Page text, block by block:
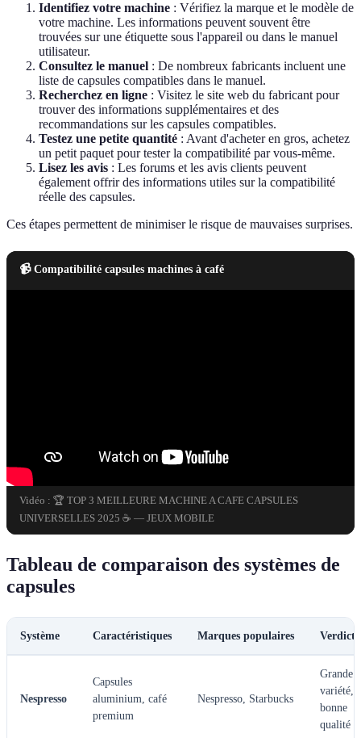
Identifiez votre machine : Vérifiez la marque et le modèle de
votre machine. Les informations peuvent souvent être
trouvées sur une étiquette sous l'appareil ou dans le manuel
utilisateur.
Consultez le manuel : De nombreux fabricants incluent une
liste de capsules compatibles dans le manuel.
Recherchez en ligne : Visitez le site web du fabricant pour
trouver des informations supplémentaires et des
recommandations sur les capsules compatibles.
Testez une petite quantité : Avant d'acheter en gros, achetez
un petit paquet pour tester la compatibilité par vous-même.
Lisez les avis : Les forums et les avis clients peuvent
également offrir des informations utiles sur la compatibilité
réelle des capsules.
Ces étapes permettent de minimiser le risque de mauvaises surprises.
📹 Compatibilité capsules machines à café
Vidéo : 🏆 TOP 3 MEILLEURE MACHINE A CAFE CAPSULES
UNIVERSELLES 2025 ☕ — JEUX MOBILE
Tableau de comparaison des systèmes de
capsules
Système Caractéristiques Marques populaires Verdict
Nespresso
Capsules
aluminium, café
premium
Nespresso, Starbucks
Grande
variété,
bonne
qualité